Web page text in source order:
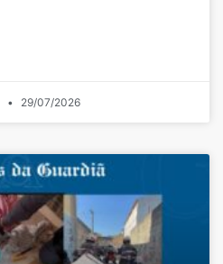
29/07/2026